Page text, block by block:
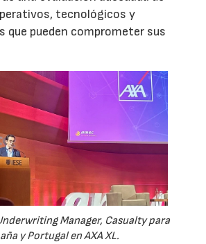
tecnológicos y
que pueden comprometer sus
Manager, Casualty para
y Portugal en AXA XL.